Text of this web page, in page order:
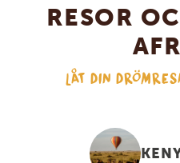
RESOR
LÅT DIN